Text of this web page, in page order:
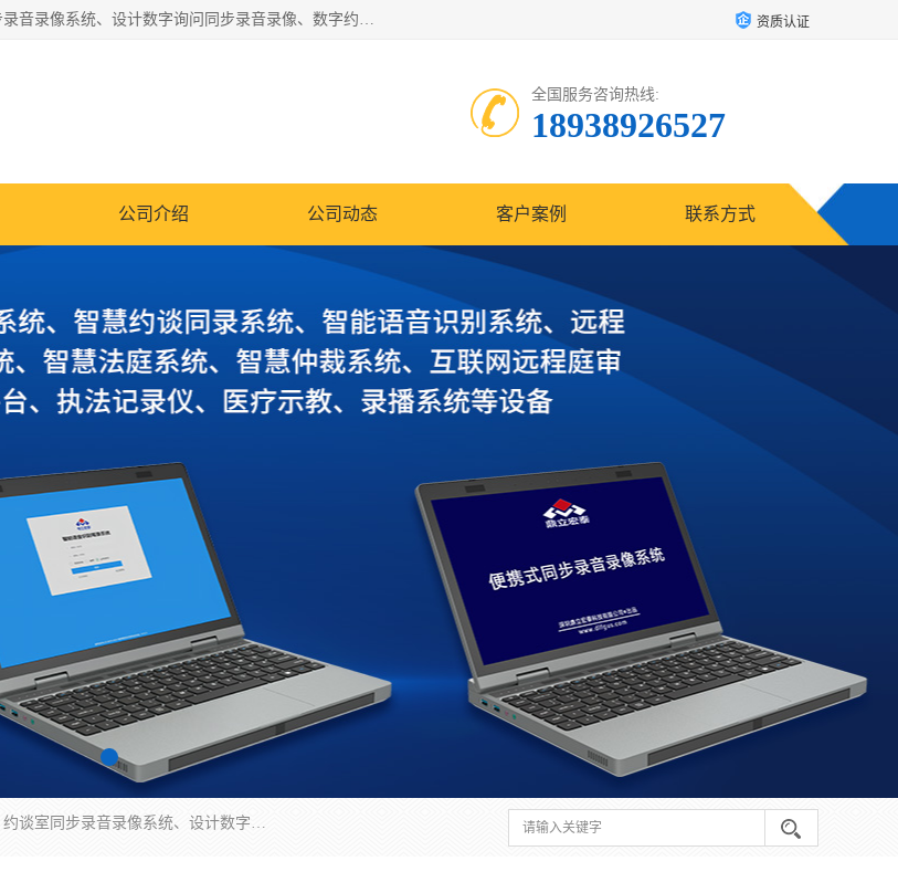
深圳鼎立宏泰科技有限公司专注做语音录像系统；主要服务有：约谈室同步录音录像系统、设计数字询问同步录音录像、数字约谈室同步录音录像、公开听证室、智慧庭审、智能语音识别转写、远程提讯（提审）、记录仪、远程指挥综合管理平台、录播系统等 资质认证
全国服务咨询热线:
18938926527
公司介绍 公司动态 客户案例 联系方式
深圳鼎立宏泰科技有限公司专注做语音录像系统；主要服务有：约谈室同步录音录像系统、设计数字询问同步录音录像、数字约谈室同步录音录像、公开听证室、智慧庭审、智能语音识别转写、远程提讯（提审）、记录仪、远程指挥综合管理平台、录播系统等